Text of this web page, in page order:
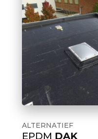
ALTERNATIEF
EPDM DAK